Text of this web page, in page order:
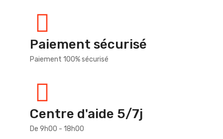
Paiement sécurisé
Paiement 100% sécurisé
Centre d'aide 5/7j
De 9h00 - 18h00